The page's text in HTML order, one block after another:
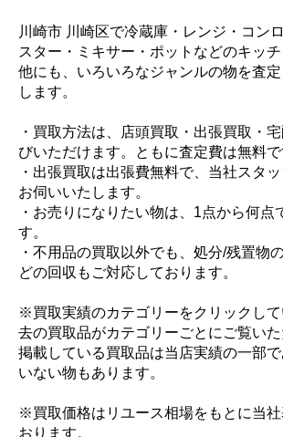
川崎市 川崎区で冷蔵庫・レンジ・コン
スター・ミキサー・ポットなどのキッ
他にも、いろいろなジャンルの物を査
します。
・買取方法は、店頭買取・出張買取・
びいただけます。ともに査定費は無料で
・出張買取は出張費無料で、当社スタ
お伺いいたします。
・お売りになりたい物は、1点から何点
す。
・不用品の買取以外でも、処分/残置物
どの回収もご対応しております。
※買取実績のカテゴリーをクリックし
去の買取品がカテゴリーごとにご覧いた
掲載している買取品は当店実績の一部
いない物もあります。
※買取価格はリユース相場をもとに当
おります。